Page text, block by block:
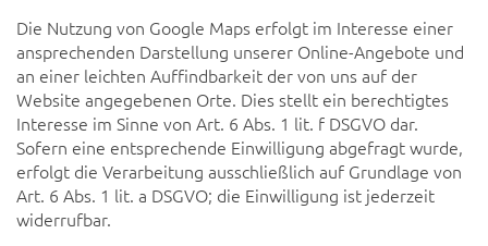
Die Nutzung von Google Maps erfolgt im Interesse einer
ansprechenden Darstellung unserer Online-Angebote und
an einer leichten Auffindbarkeit der von uns auf der
Website angegebenen Orte. Dies stellt ein berechtigtes
Interesse im Sinne von Art. 6 Abs. 1 lit. f DSGVO dar.
Sofern eine entsprechende Einwilligung abgefragt wurde,
erfolgt die Verarbeitung ausschließlich auf Grundlage von
Art. 6 Abs. 1 lit. a DSGVO; die Einwilligung ist jederzeit
widerrufbar.